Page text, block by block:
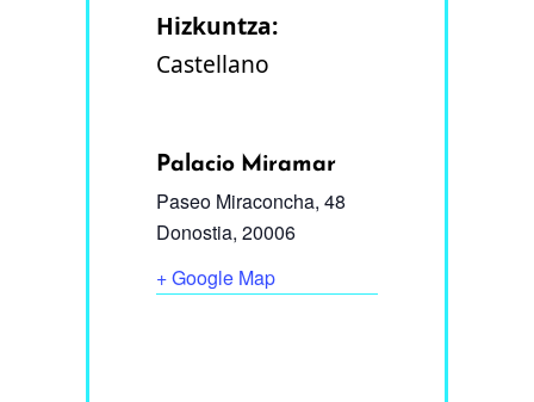
Hizkuntza:
Castellano
Palacio Miramar
Paseo Miraconcha, 48
Donostia, 20006
+ Google Map